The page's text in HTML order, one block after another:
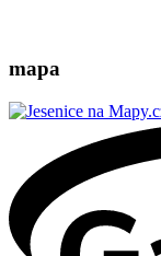
mapa